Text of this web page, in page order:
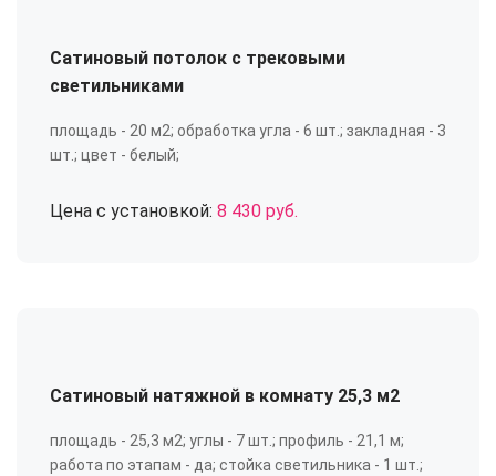
Сатиновый потолок с трековыми
светильниками
площадь - 20 м2; обработка угла - 6 шт.; закладная - 3
шт.; цвет - белый;
Цена с установкой: 8 430 руб.
Сатиновый натяжной в комнату 25,3 м2
площадь - 25,3 м2; углы - 7 шт.; профиль - 21,1 м;
работа по этапам - да; стойка светильника - 1 шт.;